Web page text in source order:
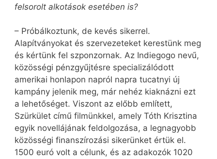
felsorolt alkotások esetében is?
– Próbálkoztunk, de kevés sikerrel.
Alapítványokat és szervezeteket kerestünk meg
és kértünk fel szponzornak. Az Indiegogo nevű,
közösségi pénzgyűjtésre specializálódott
amerikai honlapon napról napra tucatnyi új
kampány jelenik meg, már nehéz kiaknázni ezt
a lehetőséget. Viszont az előbb említett,
Szürkület című filmünkkel, amely Tóth Krisztina
egyik novellájának feldolgozása, a legnagyobb
közösségi finanszírozási sikerünket értük el.
1500 euró volt a célunk, és az adakozók 1020